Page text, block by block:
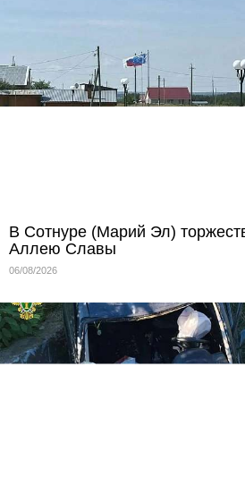
В Сотнуре (Марий Эл)
Аллею Славы
06/08/2026